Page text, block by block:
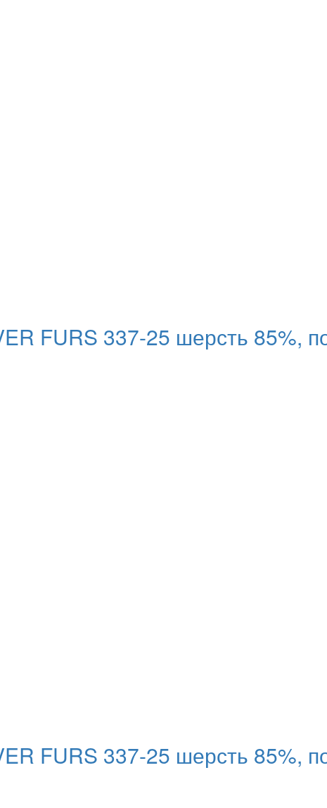
FURS 337-25 шерсть 85%,
FURS 337-25 шерсть 85%,